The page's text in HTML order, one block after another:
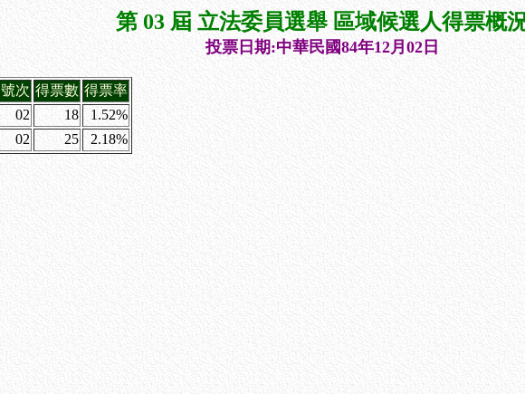
第 03 屆 立法委員選舉 區域候選人得票概
投票日期:中華民國84年12月02日
號次 得票數 得票率
02 18
1.52%
02 25 2.18%